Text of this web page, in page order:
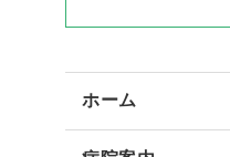
ホーム